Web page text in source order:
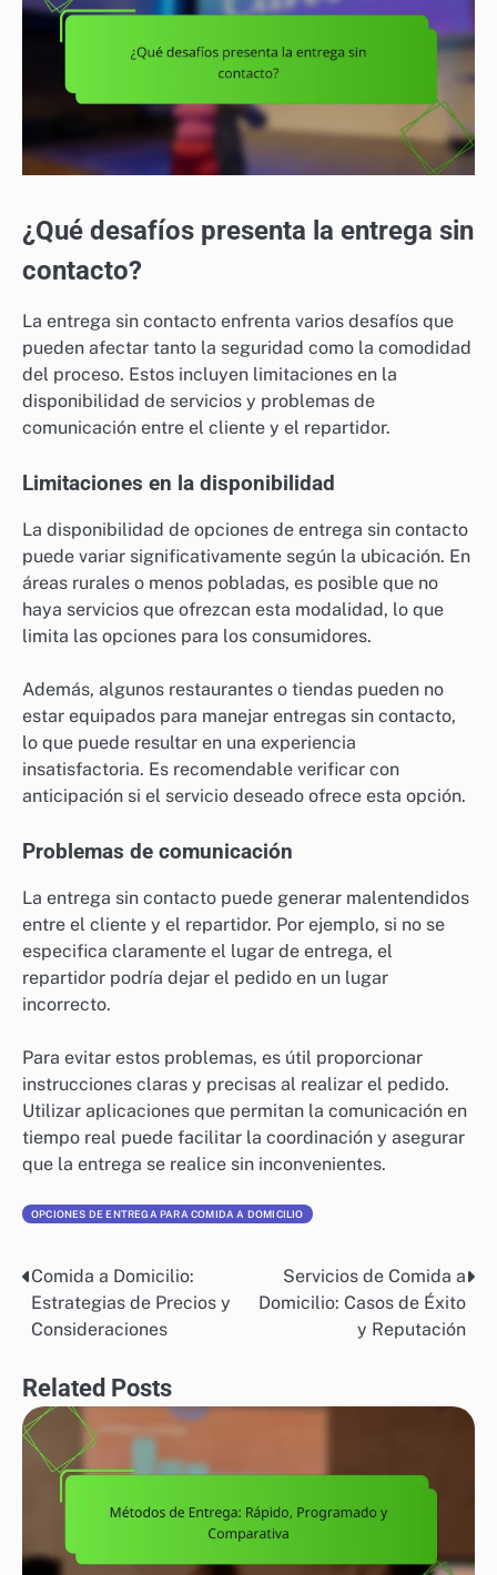
¿Qué desafíos presenta la entrega sin
contacto?
La entrega sin contacto enfrenta varios desafíos que
pueden afectar tanto la seguridad como la comodidad
del proceso. Estos incluyen limitaciones en la
disponibilidad de servicios y problemas de
comunicación entre el cliente y el repartidor.
Limitaciones en la disponibilidad
La disponibilidad de opciones de entrega sin contacto
puede variar significativamente según la ubicación. En
áreas rurales o menos pobladas, es posible que no
haya servicios que ofrezcan esta modalidad, lo que
limita las opciones para los consumidores.
Además, algunos restaurantes o tiendas pueden no
estar equipados para manejar entregas sin contacto,
lo que puede resultar en una experiencia
insatisfactoria. Es recomendable verificar con
anticipación si el servicio deseado ofrece esta opción.
Problemas de comunicación
La entrega sin contacto puede generar malentendidos
entre el cliente y el repartidor. Por ejemplo, si no se
especifica claramente el lugar de entrega, el
repartidor podría dejar el pedido en un lugar
incorrecto.
Para evitar estos problemas, es útil proporcionar
instrucciones claras y precisas al realizar el pedido.
Utilizar aplicaciones que permitan la comunicación en
tiempo real puede facilitar la coordinación y asegurar
que la entrega se realice sin inconvenientes.
OPCIONES DE ENTREGA PARA COMIDA A DOMICILIO
Post
navigation
Comida a Domicilio:
Estrategias de Precios y
Consideraciones
Servicios de Comida a
Domicilio: Casos de Éxito
y Reputación
Related Posts